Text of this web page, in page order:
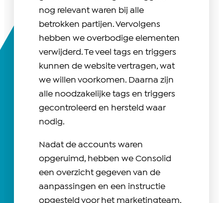
nog relevant waren bij alle
betrokken partijen. Vervolgens
hebben we overbodige elementen
verwijderd. Te veel tags en triggers
kunnen de website vertragen, wat
we willen voorkomen. Daarna zijn
alle noodzakelijke tags en triggers
gecontroleerd en hersteld waar
nodig.
Nadat de accounts waren
opgeruimd, hebben we Consolid
een overzicht gegeven van de
aanpassingen en een instructie
opgesteld voor het marketingteam.